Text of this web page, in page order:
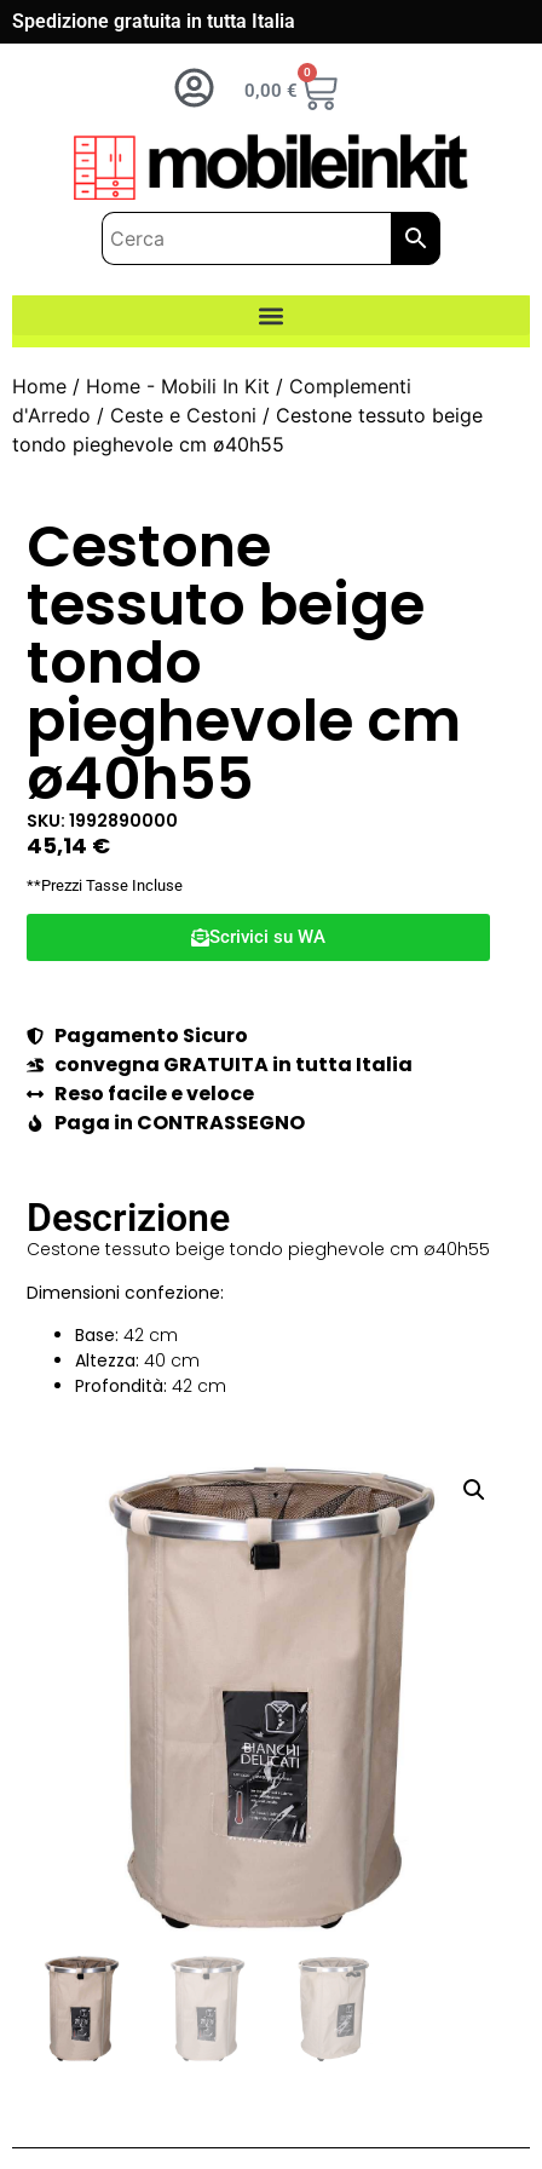
Spedizione gratuita in tutta Italia
0,00 €
0
Home / Home - Mobili In Kit / Complementi
d'Arredo / Ceste e Cestoni / Cestone tessuto beige
tondo pieghevole cm ø40h55
Cestone
tessuto beige
tondo
pieghevole cm
ø40h55
SKU: 1992890000
45,14 €
**Prezzi Tasse Incluse
Scrivici su WA
Pagamento Sicuro
convegna GRATUITA in tutta Italia
Reso facile e veloce
Paga in CONTRASSEGNO
Descrizione
Cestone tessuto beige tondo pieghevole cm ø40h55
Dimensioni confezione:
Base: 42 cm
Altezza: 40 cm
Profondità: 42 cm